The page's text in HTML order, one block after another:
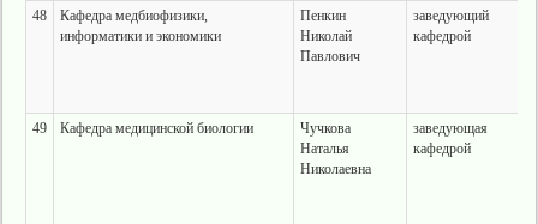
48
Кафедра медбиофизики,
информатики и экономики
Пенкин
Николай
Павлович
заведующий
кафедрой
49 Кафедра медицинской биологии
Чучкова
Наталья
Николаевна
заведующая
кафедрой